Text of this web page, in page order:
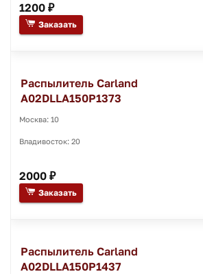
1200 ₽
Заказать
Распылитель Carland
A02DLLA150P1373
Москва: 10
Владивосток: 20
2000 ₽
Заказать
Распылитель Carland
A02DLLA150P1437